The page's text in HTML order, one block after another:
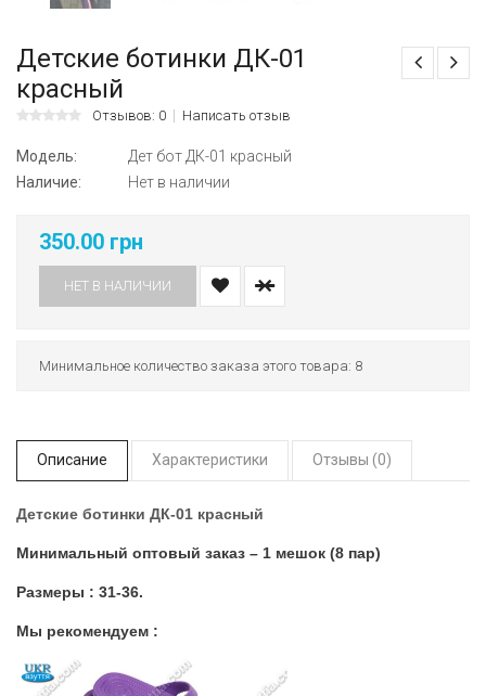
Детские ботинки ДК-01
красный
Отзывов: 0 Написать отзыв
Модель:
Дет бот ДК-01 красный
Наличие:
Нет в наличии
350.00 грн
НЕТ В НАЛИЧИИ
Минимальное количество заказа этого товара: 8
Описание Характеристики Отзывы (0)
Детские ботинки ДК-01 красный
Минимальный оптовый заказ – 1 мешок (8 пар)
Размеры : 31-36.
Мы рекомендуем :